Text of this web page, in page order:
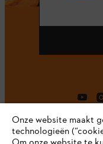
Onze website maakt
technologieën